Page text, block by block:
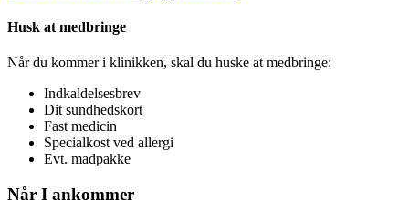
Husk at medbringe
Når du kommer i klinikken, skal du huske at medbringe:
Indkaldelsesbrev
Dit sundhedskort
Fast medicin
Specialkost ved allergi
Evt. madpakke
Når I ankommer